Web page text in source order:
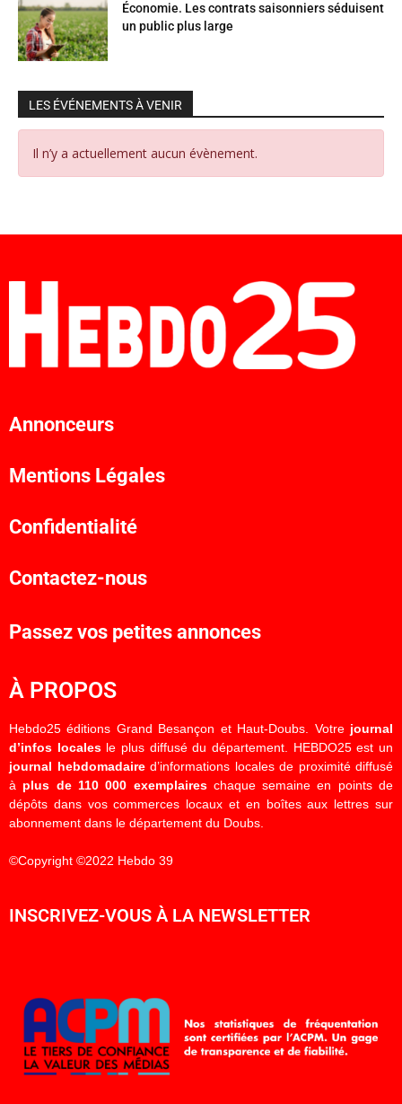
Économie. Les contrats saisonniers séduisent
un public plus large
LES ÉVÉNEMENTS À VENIR
Il n’y a actuellement aucun évènement.
Annonceurs
Mentions Légales
Confidentialité
Contactez-nous
Passez vos petites annonces
À PROPOS
Hebdo25 éditions Grand Besançon et Haut-Doubs. Votre journal
d’infos localesle plus diffusé du département. HEBDO25 est un
journal hebdomadaired’informations locales de proximité diffusé
à plus de 110 000 exemplaireschaque semaine en points de
dépôts dans vos commerces locaux et en boîtes aux lettres sur
abonnement dans le département du Doubs.
©Copyright ©2022 Hebdo 39
INSCRIVEZ-VOUS À LA NEWSLETTER